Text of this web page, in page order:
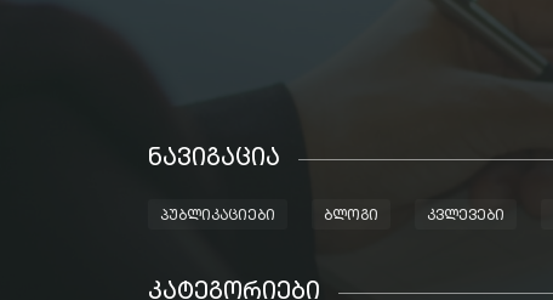
ᲜᲐᲕᲘᲒᲐᲪᲘᲐ
ᲞᲣᲑᲚᲘᲙᲐᲪᲘᲔᲑᲘ ᲑᲚᲝᲒᲘ ᲙᲕᲚᲔᲕᲔᲑᲘ
ᲙᲐᲢᲔᲒᲝᲠᲘᲔᲑᲘ